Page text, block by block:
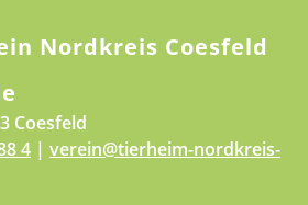
Nordkreis Coesfeld
Coesfeld
4 | verein@tierheim-nordkreis-